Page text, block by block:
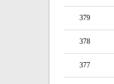
379
378
377